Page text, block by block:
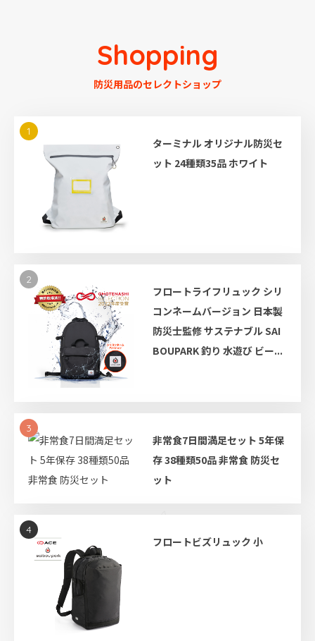
Shopping
防災用品のセレクトショップ
ターミナル オリジナル防災セ
ット 24種類35品 ホワイト
1
フロートライフリュック シリ
コンネームバージョン 日本製
防災士監修 サステナブル SAI
BOUPARK 釣り 水遊び ビー...
2
非常食7日間満足セット 5年保
存 38種類50品 非常食 防災セ
ット
3
フロートビズリュック 小
4